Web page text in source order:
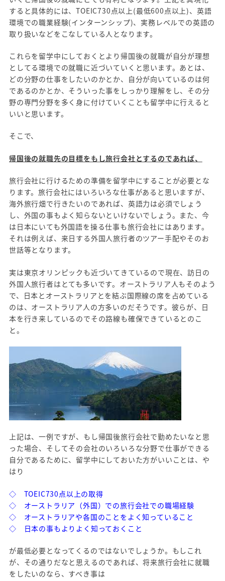
すると具体的には、TOEIC730点以上(最低600点以上)、英語
環境での職業経験(インターンシップ)、実務レベルでの英語の
取り扱いなどをこなしている人となります。
これらを留学中にしておくとより帰国後の就職が自分が理想
としてる環境での就職に近づいていくと思います。あとは、
どの分野の仕事をしたいのかとか、自分が向いているのは何
であるのかとか、そういった事をしっかり理解をし、その分
野の専門分野を多く身に付けていくことも留学中に行えると
いいと思います。
そこで、
帰国後の就職先の目標をもし旅行会社とするのであれば、
旅行会社に行けるための準備を留学中にすることが必要とな
ります。旅行会社にはいろいろな仕事があると思いますが、
海外旅行畑で行きたいのであれば、英語力は必須でしょう
し、外国の事もよく知らないといけないでしょう。また、今
は日本にいても外国語を操る仕事も旅行会社にはあります。
それは例えば、来日する外国人旅行者のツアー手配やそのお
世話等となります。
実は東京オリンピックも近づいてきているので現在、訪日の
外国人旅行者はとても多いです。オーストラリア人もそのよう
で、日本とオーストラリアとを結ぶ国際線の席を占めている
のは、オーストラリア人の方多いのだそうです。彼らが、日
本を行き来しているのでその路線も確保できているとのこ
と。
上記は、一例ですが、もし帰国後旅行会社で勤めたいなと思
った場合、そしてその会社のいろいろな分野で仕事ができる
自分であるために、留学中にしておいた方がいいことは、や
はり
◇ TOEIC730点以上の取得
◇ オーストラリア（外国）での旅行会社での職場経験
◇ オーストラリアや各国のことをよく知っていること
◇ 日本の事もよりよく知っておくこと
が最低必要となってくるのではないでしょうか。もしこれ
が、その通りだなと思えるのであれば、将来旅行会社に就職
をしたいのなら、すべき事は